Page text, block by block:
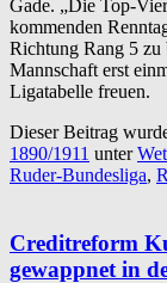
Gade. „Die Top-
kommenden
Richtung Rang 5 zu
Mannschaft erst
Ligatabelle freuen.
Dieser Beitrag
1890/1911 unter
Ruder-Bundesliga,
Creditreform
gewappnet in